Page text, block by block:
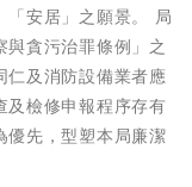
「安居」之願景。 局
貪污治罪條例」之
仁及消防設備業者應
及檢修申報程序存有
優先，型塑本局廉潔